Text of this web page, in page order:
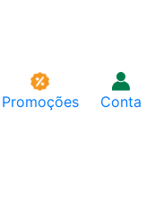
Promoções
Conta